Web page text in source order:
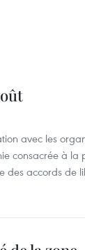
avec les
consacrée à la
des accords de